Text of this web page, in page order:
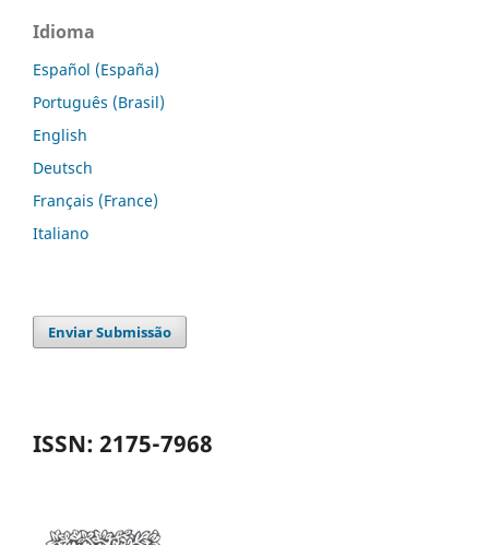
Idioma
Español (España)
Português (Brasil)
English
Deutsch
Français (France)
Italiano
Enviar Submissão
ISSN: 2175-7968